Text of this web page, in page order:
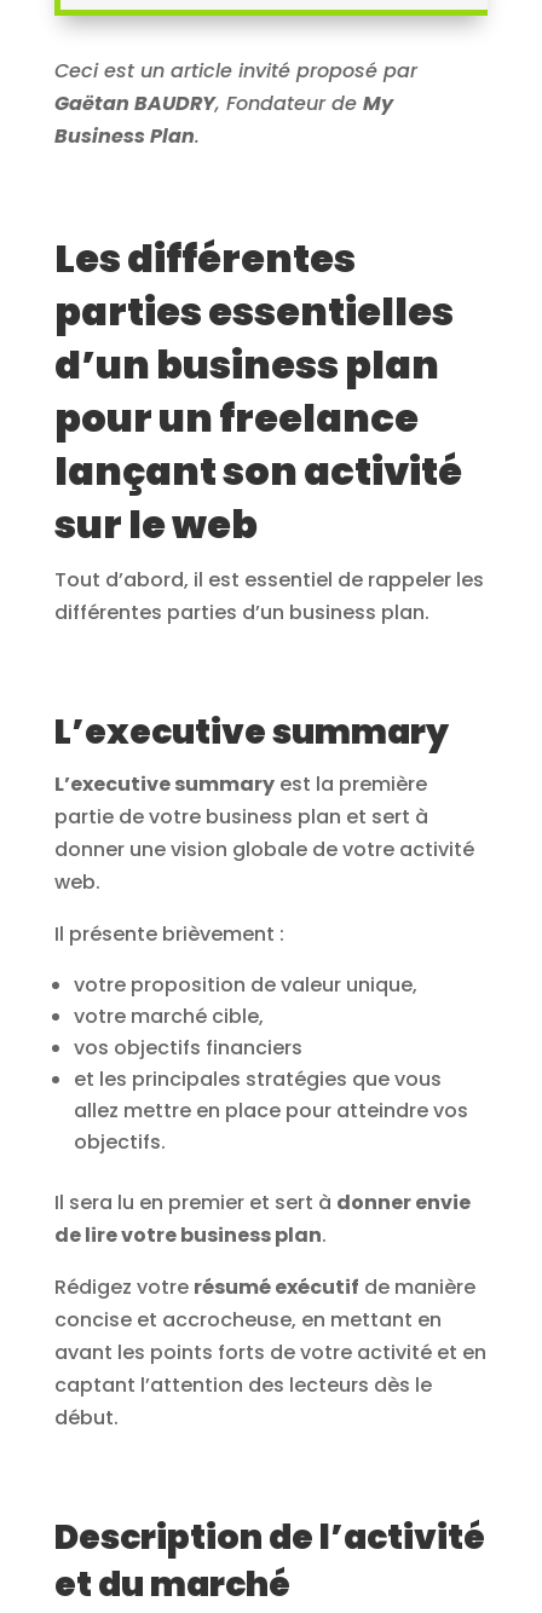
Ceci est un article invité proposé par
Gaëtan BAUDRY, Fondateur de My
Business Plan.
Les différentes
parties essentielles
d’un business plan
pour un freelance
lançant son activité
sur le web
Tout d’abord, il est essentiel de rappeler les
différentes parties d’un business plan.
L’executive summary
L’executive summaryest la première
partie de votre business plan et sert à
donner une vision globale de votre activité
web.
Il présente brièvement :
votre proposition de valeur unique,
votre marché cible,
vos objectifs financiers
et les principales stratégies que vous
allez mettre en place pour atteindre vos
objectifs.
Il sera lu en premier et sert à donner envie
de lire votre business plan.
Rédigez votre résumé exécutif de manière
concise et accrocheuse, en mettant en
avant les points forts de votre activité et en
captant l’attention des lecteurs dès le
début.
Description de l’activité
et du marché